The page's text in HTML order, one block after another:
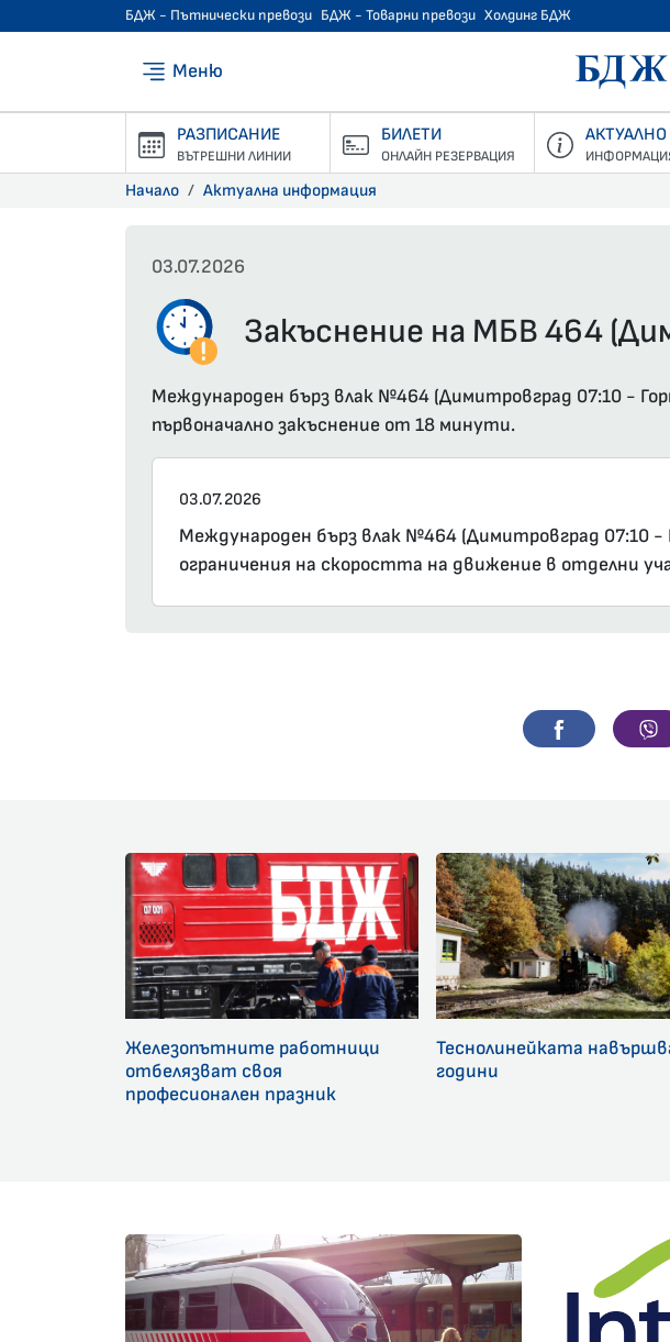
БДЖ - Пътнически превози БДЖ - Товарни превози Холдинг БДЖ
Меню
РАЗПИСАНИЕ
ВЪТРЕШНИ ЛИНИИ
БИЛЕТИ
ОНЛАЙН РЕЗЕРВАЦИЯ
АКТУАЛНО
Начало Актуална информация
03.07.2026
Закъснение на МБВ 464
Международен бърз влак №464 (Димитровград 07:10 -
първоначално закъснение от 18 минути.
03.07.2026
Международен бърз влак №464 (Димитровград 07:10 -
ограничения на скоростта на движение в отделни
Facebook
Железопътните работници
отбелязват своя
професионален празник
Теснолинейката
години